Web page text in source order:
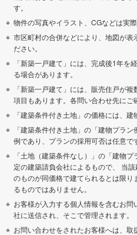
す。
物件の写真やイラスト、CGなどは実
市区町村の合併などにより、地図が表
ださい。
「新築一戸建て」には、完成後1年を
る場合があります。
「新築一戸建て」には、販売住戸が
項目もあります。各問い合わせ先にご
「建築条件付き土地」の価格には、建
「建築条件付き土地」の「建物プラ
例であり、プランの採用可否は任意で
「土地（建築条件なし）」の「建物
定の建築請負会社によるもので、 当
のものが同価格で建てられるとは限
るものではありません。
お客様が入力する個人情報を含むお
社に送信され、そこで管理されます。
お問い合わせをされたお客様へは、取